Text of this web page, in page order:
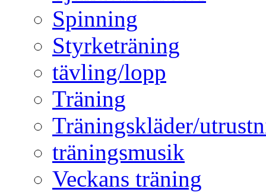
Spinning
Styrketräning
tävling/lopp
Träning
Träningskläder/
träningsmusik
Veckans träning